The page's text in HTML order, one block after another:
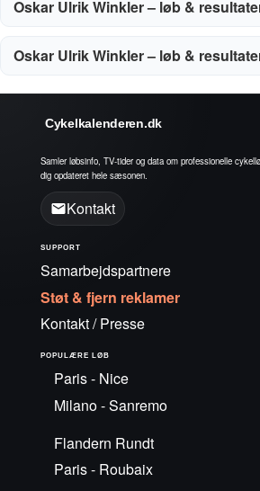
Oskar Ulrik Winkler – løb &
Oskar Ulrik Winkler – løb &
Cykelkalenderen.dk
Samler løbsinfo, TV-tider og data om professionelle
dig opdateret hele sæsonen.
Kontakt
SUPPORT
Samarbejdspartnere
Støt & fjern reklamer
Kontakt / Presse
POPULÆRE LØB
Paris - Nice
Milano - Sanremo
Flandern Rundt
Paris - Roubaix